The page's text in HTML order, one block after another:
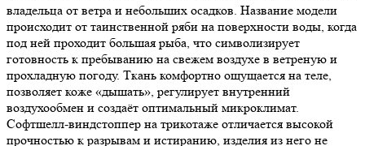
владельца от ветра и небольших осадков. Название модели
происходит от таинственной ряби на поверхности воды, когда
под ней проходит большая рыба, что символизирует
готовность к пребыванию на свежем воздухе в ветреную и
прохладную погоду. Ткань комфортно ощущается на теле,
позволяет коже «дышать», регулирует внутренний
воздухообмен и создаёт оптимальный микроклимат.
Софтшелл-виндстоппер на трикотаже отличается высокой
прочностью к разрывам и истиранию, изделия из него не